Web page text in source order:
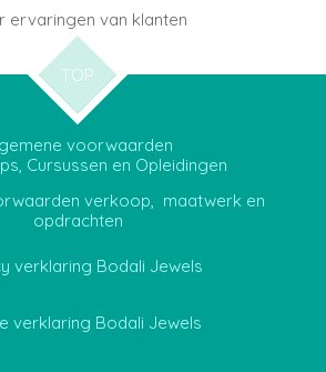
ervaringen van klanten
TOP
voorwaarden
Cursussen en Opleidingen
verkoop, maatwerk en
opdrachten
verklaring Bodali Jewels
verklaring Bodali Jewels